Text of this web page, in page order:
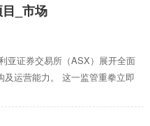
被他说得明明白白。虽说李半
，觉得能参透天机的人，必定
_市场
亚证券交易所（ASX）展开全面
运营能力。 这一监管重拳立即
，一次硬件故障令ASX交易系